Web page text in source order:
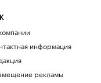
информация
рекламы